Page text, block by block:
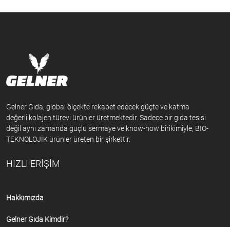
Gelner Gıda, global ölçekte rekabet edecek güçte ve katma
değerli kolajen türevi ürünler üretmektedir. Sadece bir gıda tesisi
değil aynı zamanda güçlü sermaye ve know-how birikimiyle, BİO-
TEKNOLOJİK ürünler üreten bir şirkettir.
HIZLI ERİŞİM
Hakkımızda
Gelner Gıda Kimdir?